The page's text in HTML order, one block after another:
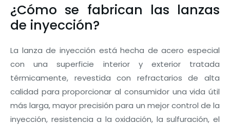
¿Cómo se fabrican las lanzas
de inyección?
La lanza de inyección está hecha de acero especial
con una superficie interior y exterior tratada
térmicamente, revestida con refractarios de alta
calidad para proporcionar al consumidor una vida útil
más larga, mayor precisión para un mejor control de la
inyección, resistencia a la oxidación, la sulfuración, el